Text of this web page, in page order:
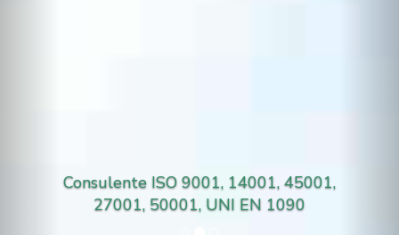
Consulente ISO 9001, 14001, 45001,
27001, 50001, UNI EN 1090